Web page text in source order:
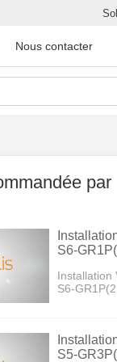
Nous contacter
par
S6-
Installation
S6-
S5-